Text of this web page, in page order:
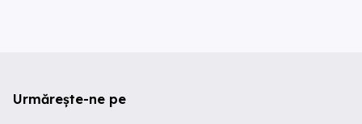
Urmărește-ne pe